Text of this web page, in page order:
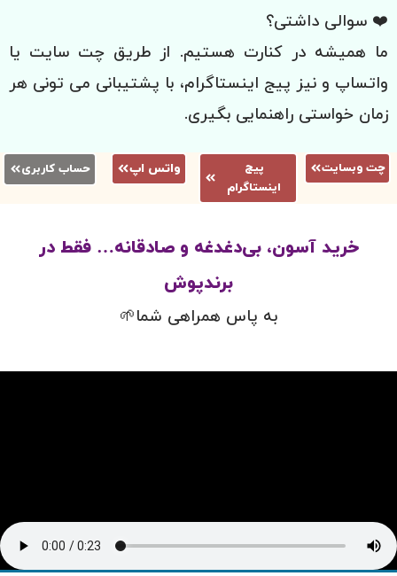
❤️ سوالی داشتی؟
ما همیشه در کنارت هستیم. از طریق چت سایت یا
واتساپ و نیز پیج اینستاگرام، با پشتیبانی می تونی هر
زمان خواستی راهنمایی بگیری.
چت وبسایت
پیج
اینستاگرام
واتس اپ حساب کاربری
خرید آسون، بی‌دغدغه و صادقانه… فقط در
برندپوش
به پاس همراهی شما🌱